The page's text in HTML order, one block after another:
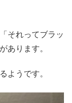
それってブラッ
あります。
ようです。